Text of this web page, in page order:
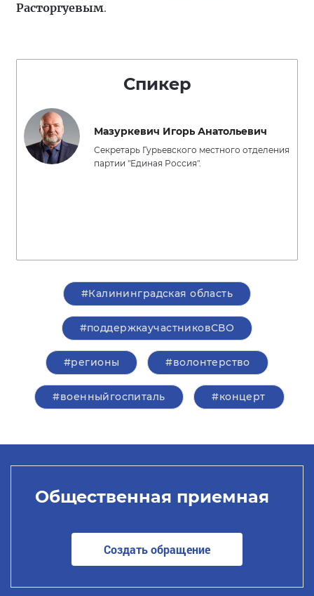
Расторгуевым.
Спикер
Мазуркевич Игорь Анатольевич
Секретарь Гурьевского местного отделения
партии "Единая Россия".
#Калининградская область
#поддержкаучастниковСВО
#регионы #волонтерство
#военныйгоспиталь #концерт
Общественная приемная
Создать обращение